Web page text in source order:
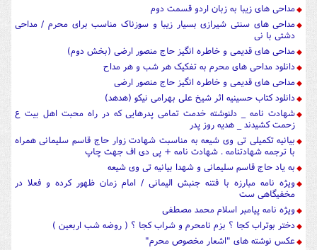
مداحی های زیبا به زبان اردو قسمت دوم
مداحی های سنتی شیرازی بسیار زیبا و سوزناک مناسب برای محرم / مداحی
دشتی با نی
مداحی های قدیمی و خاطره انگیز حاج منصور ارضی (بخش دوم)
دانلود مداحی های محرم به تفکیک هر شب و هر مداح
مداحی های قدیمی و خاطره انگیز حاج منصور ارضی
دانلود کتاب حسینیه اثر شیخ علی بهرامی نیکو (هدهد)
شهادت نامه _ دلنوشته خدمت تمامی پدرهایی که در راه محبت اهل بیت ع
زحمت کشیدند _ هدیه روز پدر
بیانیه تکمیلی تی وی شیعه به مناسبت شهادت زوار حاج قاسم سلیمانی همراه
با ترجمه شهادتنامه . شهادت نامه + پی دی اف جهت چاپ
به یاد حاج قاسم سلیمانی و شهدا بیانیه تی وی شیعه
ویژه نامه مبارزه با فتنه جنبش الیمانی / امام زمان ظهور کرده و فعلا در
مخفیگاهی ست
ویژه نامه پیامبر اسلام محمد مصطفی
دختر بوتراب کجا ؟ بزم نامحرم و شراب کجا ؟ ( روضه شب اربعین )
عکس نوشته های "اشعار مخصوص محرم"